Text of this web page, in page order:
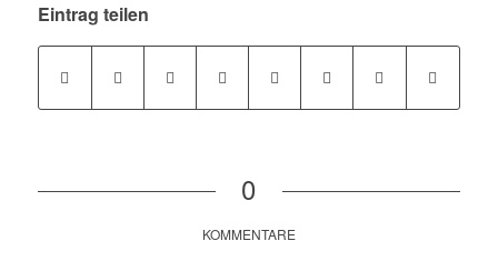
Eintrag teilen
0
KOMMENTARE